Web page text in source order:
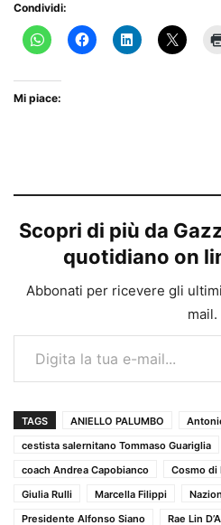
Condividi:
Mi piace:
Scopri di più da
quotidiano on
Abbonati per ricevere gli
mail.
Digita la tua e-mail...
TAGS ANIELLO PALUMBO
cestista salernitano Tommaso Guariglia
coach Andrea Capobianco
Cosmo di
Giulia Rulli
Marcella Filippi
Presidente Alfonso Siano
Rae Lin